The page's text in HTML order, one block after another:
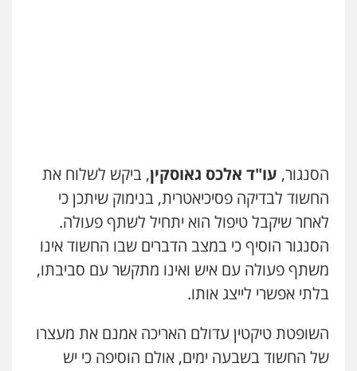
הסנגור, עו"ד אלכס גאוסקין, ביקש לשלוח את
החשוד לבדיקה פסיכיאטרית, בנימוק שיתכן כי
לאחר שיקבל טיפול הוא יתחיל לשתף פעולה.
הסנגור הוסיף כי במצב הדברים שבו החשוד אינו
משתף פעולה עם איש ואינו מתקשר עם סביבתו,
בלתי אפשרי לייצג אותו.
השופטת טיקטין עדולם האריכה אמנם את מעצרו
של החשוד בשבעה ימים, אולם הוסיפה כי יש
מקצועיים לעורכי דין
מרכז התחלה חדשה
אסירים עבירות מין שירותים מקצועיים
לעורכי דין
0544500346
טיפול בהתמכרויות שירותים מקצועיים
לעורכי דין
0504062539